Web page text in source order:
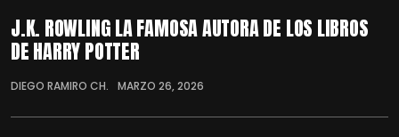
J.K. ROWLING LA FAMOSA AUTORA DE LOS LIBROS
DE HARRY POTTER
DIEGO RAMIRO CH. MARZO 26, 2026